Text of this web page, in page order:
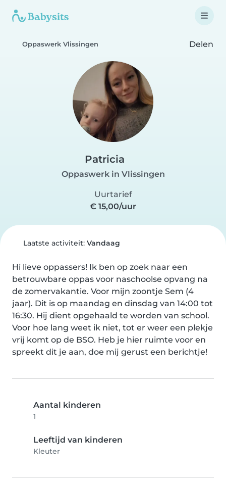
Oppaswerk Vlissingen Delen
Patricia
Oppaswerk in Vlissingen
Uurtarief
€ 15,00/uur
Laatste activiteit: Vandaag
Hi lieve oppassers! Ik ben op zoek naar een
betrouwbare oppas voor naschoolse opvang na
de zomervakantie. Voor mijn zoontje Sem (4
jaar). Dit is op maandag en dinsdag van 14:00 tot
16:30. Hij dient opgehaald te worden van school.
Voor hoe lang weet ik niet, tot er weer een plekje
vrij komt op de BSO. Heb je hier ruimte voor en
spreekt dit je aan, doe mij gerust een berichtje!
Aantal kinderen
1
Leeftijd van kinderen
Kleuter